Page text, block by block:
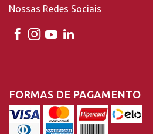
Nossas Redes Sociais
FORMAS DE PAGAMENTO